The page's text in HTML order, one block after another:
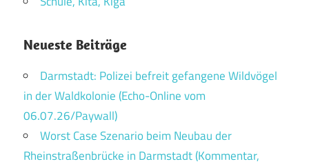
Neueste Beiträge
Darmstadt: Polizei befreit gefangene Wildvögel
in der Waldkolonie (Echo-Online vom
06.07.26/Paywall)
Worst Case Szenario beim Neubau der
Rheinstraßenbrücke in Darmstadt (Kommentar,